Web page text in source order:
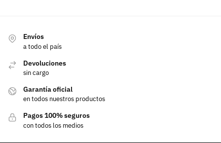
Envíos
a todo el país
Devoluciones
sin cargo
Garantía oficial
en todos nuestros productos
Pagos 100% seguros
con todos los medios